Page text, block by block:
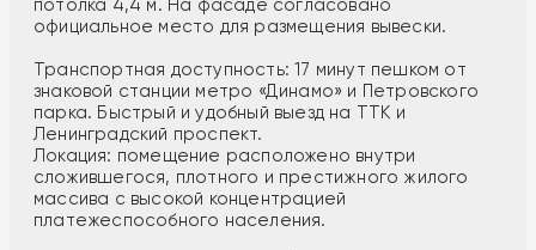
потолка 4,4 м. На фасаде согласовано
официальное место для размещения вывески.
Транспортная доступность: 17 минут пешком от
знаковой станции метро «Динамо» и Петровского
парка. Быстрый и удобный выезд на ТТК и
Ленинградский проспект.
Локация: помещение расположено внутри
сложившегося, плотного и престижного жилого
массива с высокой концентрацией
платежеспособного населения.